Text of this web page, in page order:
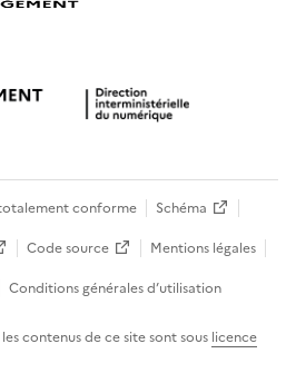
conforme
Schéma
Code source
Mentions légales
Conditions générales d’utilisation
contenus de ce site sont sous licence